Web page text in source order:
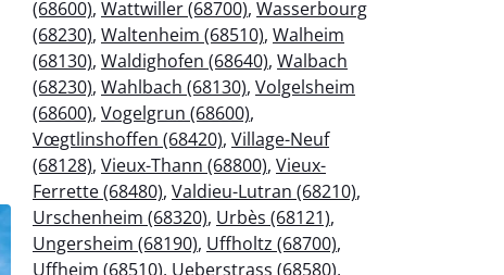
(68600), Wattwiller (68700), Wasserbourg
(68230), Waltenheim (68510), Walheim
(68130), Waldighofen (68640), Walbach
(68230), Wahlbach (68130), Volgelsheim
(68600), Vogelgrun (68600),
Vœgtlinshoffen (68420), Village-Neuf
(68128), Vieux-Thann (68800), Vieux-
Ferrette (68480), Valdieu-Lutran (68210),
Urschenheim (68320), Urbès (68121),
Ungersheim (68190), Uffholtz (68700),
Uffheim (68510), Ueberstrass (68580),